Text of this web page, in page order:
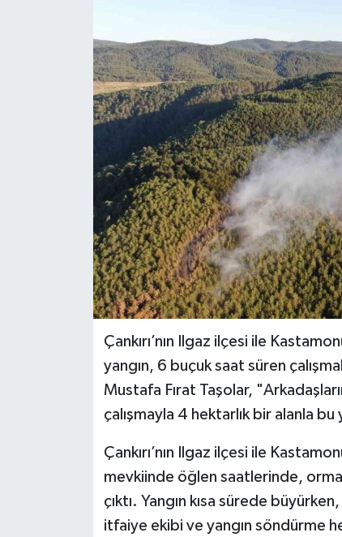
Çankırı’nın Ilgaz ilçesi ile
yangın, 6 buçuk saat süren
Mustafa Fırat Taşolar,
çalışmayla 4 hektarlık bir alanla
Çankırı’nın Ilgaz ilçesi ile
mevkiinde öğlen saatlerinde,
çıktı. Yangın kısa sürede
itfaiye ekibi ve yangın söndürme
Tokat Haber